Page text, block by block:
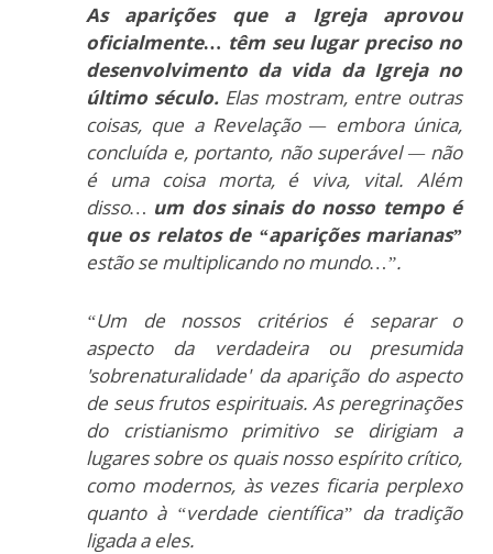
As aparições que a Igreja aprovou
oficialmente… têm seu lugar preciso no
desenvolvimento da vida da Igreja no
último século.Elas mostram, entre outras
coisas, que a Revelação — embora única,
concluída e, portanto, não superável — não
é uma coisa morta, é viva, vital. Além
disso… um dos sinais do nosso tempo é
que os relatos de “aparições marianas”
estão se multiplicando no mundo…”.
“Um de nossos critérios é separar o
aspecto da verdadeira ou presumida
'sobrenaturalidade' da aparição do aspecto
de seus frutos espirituais. As peregrinações
do cristianismo primitivo se dirigiam a
lugares sobre os quais nosso espírito crítico,
como modernos, às vezes ficaria perplexo
quanto à “verdade científica” da tradição
ligada a eles.